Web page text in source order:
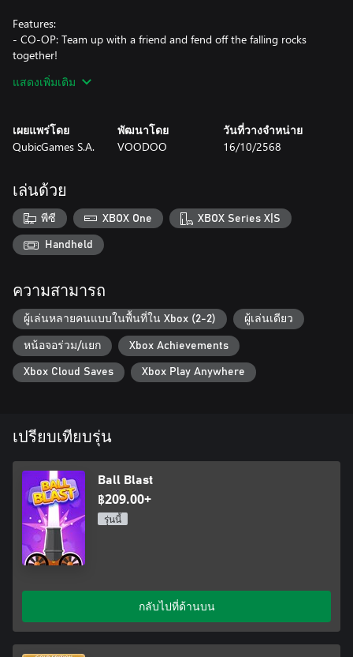
Features:
- CO-OP: Team up with a friend and fend off the falling rocks
together!
best score in the world!
- Devastating powers: Buy and upgrade powerful abilities to
destroy everything!
destruction!
- Replayability: Complete hundreds of unique levels and
challenges!
The rocks won’t stop bouncing—are you ready to keep blasting?
แสดงเพิ่มเติม
เผยแพร่โดย
QubicGames S.A.
พัฒนาโดย
VOODOO
วันที่วางจำหน่าย
16/10/2568
เล่นด้วย
พีซี XBOX One XBOX Series X|S
Handheld
ความสามารถ
ผู้เล่นหลายคนแบบในพื้นที่ใน Xbox (2-2) ผู้เล่นเดียว
หน้อจอร่วม/แยก Xbox Achievements
Xbox Cloud Saves Xbox Play Anywhere
เปรียบเทียบรุ่น
Ball Blast
฿209.00+
รุ่นนี้
กลับไปที่ด้านบน